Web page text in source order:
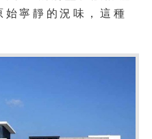
始寧靜的況味，這種